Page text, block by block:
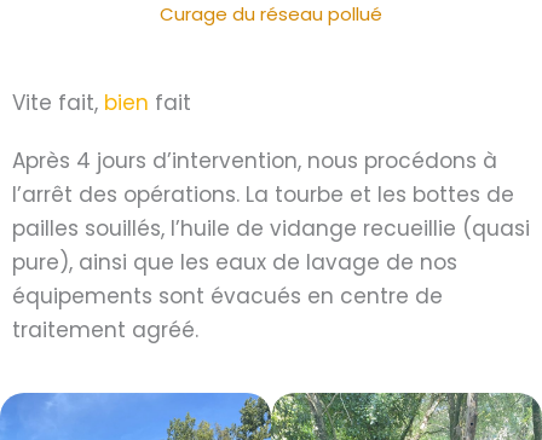
Curage du réseau pollué
Vite fait, bien fait
Après 4 jours d’intervention, nous procédons à
l’arrêt des opérations. La tourbe et les bottes de
pailles souillés, l’huile de vidange recueillie (quasi
pure), ainsi que les eaux de lavage de nos
équipements sont évacués en centre de
traitement agréé.